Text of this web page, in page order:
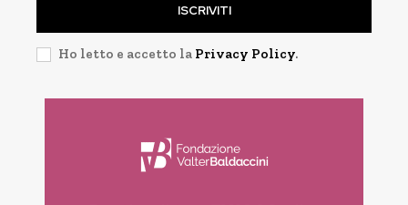
ISCRIVITI
Ho letto e accetto la Privacy Policy.